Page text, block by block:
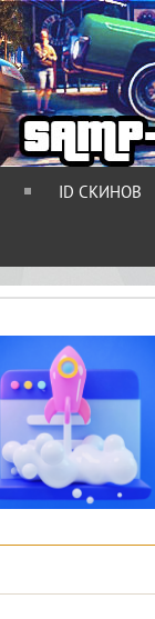
ID СКИНОВ